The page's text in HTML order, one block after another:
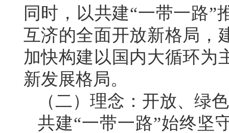
同时，以共建“一带一路”
互济的全面开放新格局，
加快构建以国内大循环为
新发展格局。
（二）理念：开放、绿
共建“一带一路”始终坚